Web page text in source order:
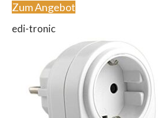
Zum Angebot
edi-tronic